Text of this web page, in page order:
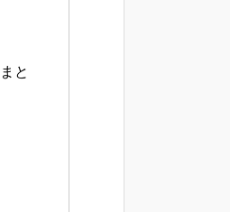
まと